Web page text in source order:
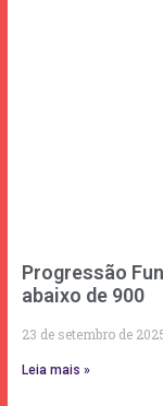
Progressão
abaixo de 900
23 de setembro de
Leia mais »